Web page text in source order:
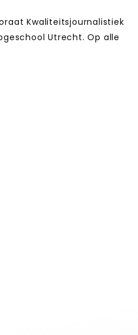
Kwaliteitsjournalistiek
Utrecht. Op alle